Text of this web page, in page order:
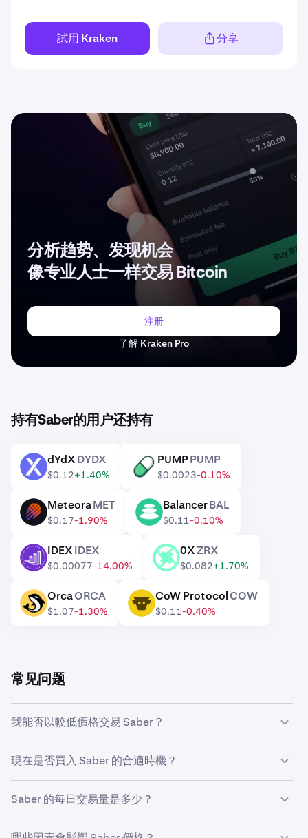
試用 Kraken 分享
分析趋势、发现机会
像专业人士一样交易 Bitcoin
注册
了解 Kraken Pro
持有Saber的用户还持有
DYDX dYdXDYDX
$0.12+1.40%
PUMP PUMPPUMP
$0.0023-0.10%
MET MeteoraMET
$0.17-1.90%
BAL BalancerBAL
$0.11-0.10%
IDEX IDEXIDEX
$0.00077-14.00%
ZRX 0XZRX
$0.082+1.70%
ORCA OrcaORCA
$1.07-1.30%
COW CoW ProtocolCOW
$0.11-0.40%
常见问题
我能否以較低價格交易 Saber？
价格达到较低水平时自动购买。
現在是否買入 Saber 的合適時機？
本平均法来投资 Saber。透過設定定期買入，你可以在不考
慮市場價格波動的情況下，隨時間推移逐步積累 Saber，從
而避免試圖精準把握市場時機的壓力。
Saber 的每日交易量是多少？